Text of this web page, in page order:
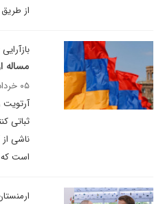
از
مساله
۰۵ خرداد ۱۴۰۵
آرتویت
ثباتی
ناشی
است که